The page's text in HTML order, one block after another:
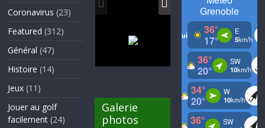
Coronavirus (23)
Featured (312)
Général (47)
Histoire (14)
Jeux (11)
Jouer au golf
facilement (24)
Galerie
photos